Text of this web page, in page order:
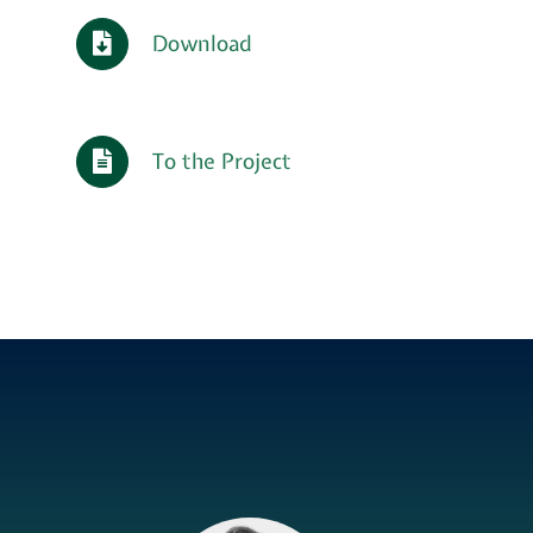
Download
To the Project